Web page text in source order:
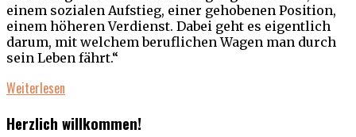
einem sozialen Aufstieg, einer gehobenen Position,
einem höheren Verdienst. Dabei geht es eigentlich
darum, mit welchem beruflichen Wagen man durch
sein Leben fährt.“
Weiterlesen
Herzlich willkommen!